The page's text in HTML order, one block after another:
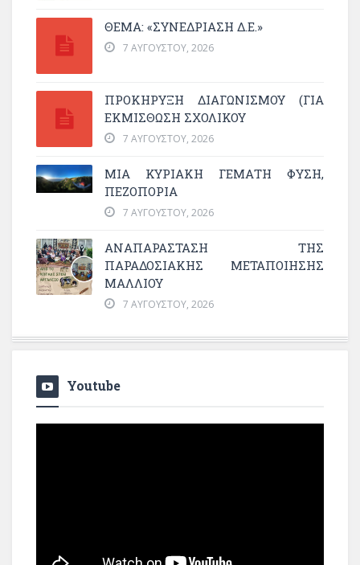
ΘΕΜΑ: «ΣΥΝΕΔΡΊΑΣΗ Δ.Ε.»
7 ΑΥΓΟΎΣΤΟΥ, 2026
ΠΡΟΚΗΡΥΞΗ ΔΙΑΓΩΝΙΣΜΟΥ (ΓΙΑ
ΕΚΜΊΣΘΩΣΗ ΣΧΟΛΙΚΟΎ
7 ΑΥΓΟΎΣΤΟΥ, 2026
ΜΙΑ ΚΥΡΙΑΚΉ ΓΕΜΆΤΗ ΦΎΣΗ,
ΠΕΖΟΠΟΡΊΑ
7 ΑΥΓΟΎΣΤΟΥ, 2026
ΑΝΑΠΑΡΆΣΤΑΣΗ ΤΗΣ
ΠΑΡΑΔΟΣΙΑΚΉΣ ΜΕΤΑΠΟΊΗΣΗΣ
ΜΑΛΛΙΟΎ
7 ΑΥΓΟΎΣΤΟΥ, 2026
Youtube